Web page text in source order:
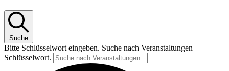
Suche
Bitte Schlüsselwort eingeben. Suche nach Veranstaltungen
Schlüsselwort.